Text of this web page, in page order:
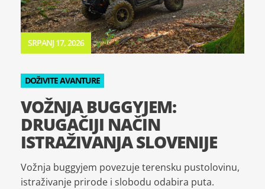
SRPANJ 17, 2026
DOŽIVITE AVANTURE
VOŽNJA BUGGYJEM:
DRUGAČIJI NAČIN
ISTRAŽIVANJA SLOVENIJE
Vožnja buggyjem povezuje terensku pustolovinu,
istraživanje prirode i slobodu odabira puta.